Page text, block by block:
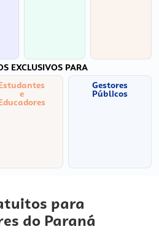
EXCLUSIVOS PARA
e
Gestores
Públicos
para
do Paraná